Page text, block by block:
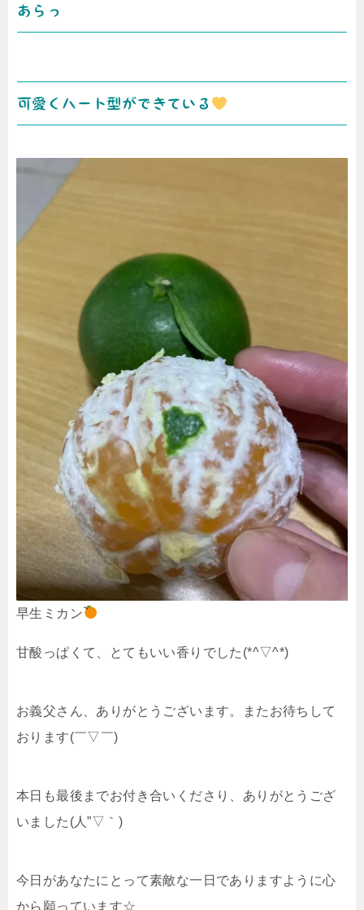
あらっ
可愛くハート型ができている
早生ミカン
甘酸っぱくて、とてもいい香りでした(*^▽^*)
お義父さん、ありがとうございます。またお待ちして
おります(￣▽￣)
本日も最後までお付き合いくださり、ありがとうござ
いました(人”▽｀)
今日があなたにとって素敵な一日でありますように心
から願っています☆